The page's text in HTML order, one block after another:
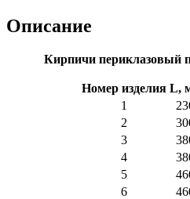
Описание
Кирпичи
Номер изделия L,
1
2
3
4
5
6